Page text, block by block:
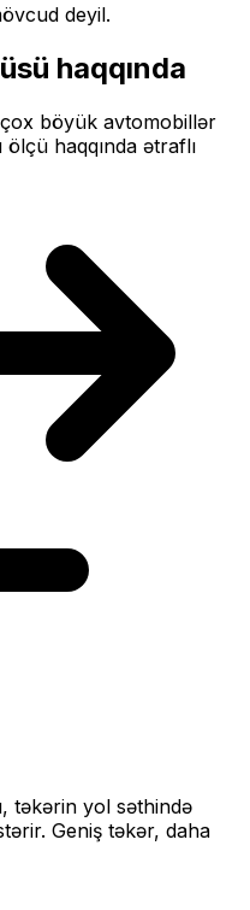
deyil.
haqqında
çox böyük avtomobillər
haqqında ətraflı
təkərin yol səthində
Geniş təkər, daha